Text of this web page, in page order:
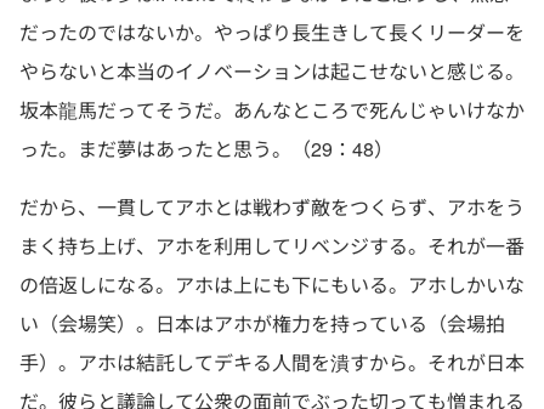
だったのではないか。やっぱり長生きして長くリーダーを
やらないと本当のイノベーションは起こせないと感じる。
坂本龍馬だってそうだ。あんなところで死んじゃいけなか
った。まだ夢はあったと思う。（29：48）
だから、一貫してアホとは戦わず敵をつくらず、アホをう
まく持ち上げ、アホを利用してリベンジする。それが一番
の倍返しになる。アホは上にも下にもいる。アホしかいな
い（会場笑）。日本はアホが権力を持っている（会場拍
手）。アホは結託してデキる人間を潰すから。それが日本
だ。彼らと議論して公衆の面前でぶった切っても憎まれる